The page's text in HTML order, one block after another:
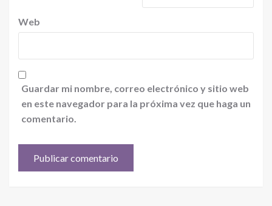
Web
Guardar mi nombre, correo electrónico y sitio web
en este navegador para la próxima vez que haga un
comentario.